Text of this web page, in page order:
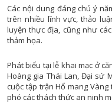
Các nội dung đáng chú ý
trên nhiều lĩnh vực, thảo
luyện thực địa, cũng như
thảm họa.
Phát biểu tại lễ khai mạc ở
Hoàng gia Thái Lan, Đại sứ
cuộc tập trận Hổ mang
phó các thách thức an ninh